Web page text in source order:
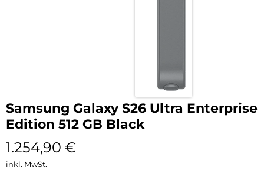
Samsung Galaxy S26 Ultra Enterprise
Edition 512 GB Black
1.254,90 €
inkl. MwSt.